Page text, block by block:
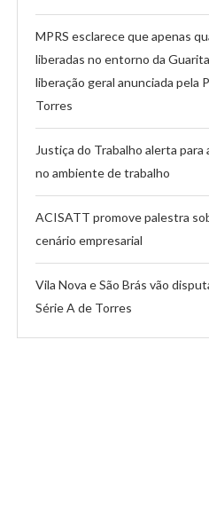
MPRS esclarece que apenas
liberadas no entorno da
liberação geral anunciada pela
Torres
Justiça do Trabalho alerta
no ambiente de trabalho
ACISATT promove palestra
cenário empresarial
Vila Nova e São Brás vão
Série A de Torres